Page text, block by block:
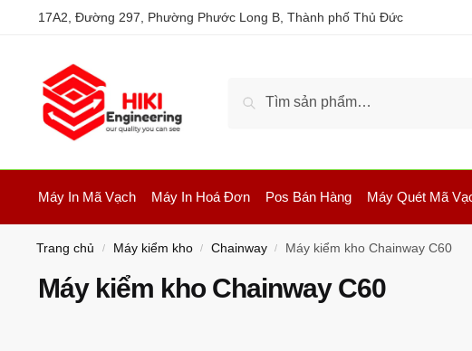
17A2, Đường 297, Phường Phước Long B, Thành phố Thủ Đức
Máy In Mã Vạch Máy In Hoá Đơn Pos Bán Hàng Máy Quét Mã
Trang chủ / Máy kiểm kho / Chainway / Máy kiểm kho Chainway C60
Máy kiểm kho Chainway C60